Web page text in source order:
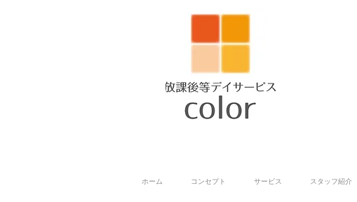
ホーム コンセプト サービス スタッフ紹介